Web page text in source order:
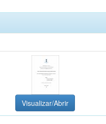
Visualizar/Abrir